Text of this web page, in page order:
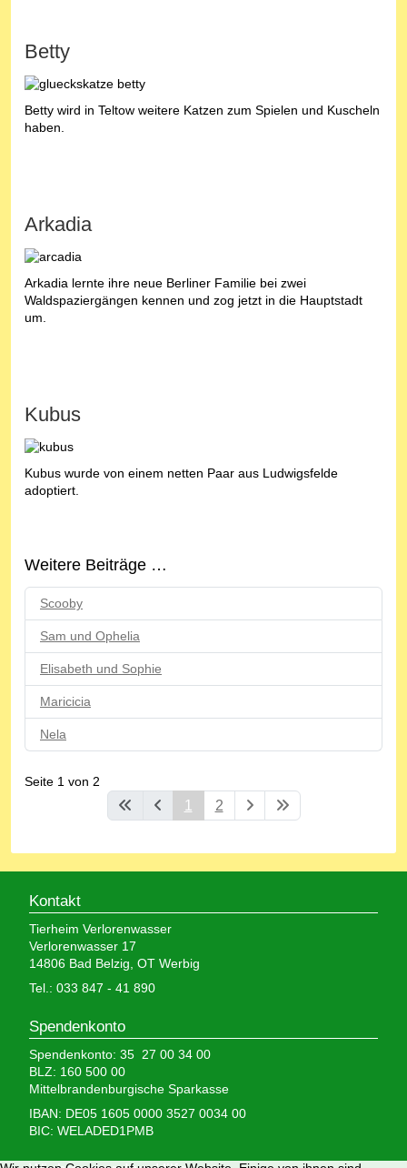
Betty
Betty wird in Teltow weitere Katzen zum Spielen und Kuscheln
haben.
Arkadia
Arkadia lernte ihre neue Berliner Familie bei zwei
Waldspaziergängen kennen und zog jetzt in die Hauptstadt
um.
Kubus
Kubus wurde von einem netten Paar aus Ludwigsfelde
adoptiert.
Weitere Beiträge …
Scooby
Sam und Ophelia
Elisabeth und Sophie
Maricicia
Nela
Seite 1 von 2
1 2
Kontakt
Tierheim Verlorenwasser
Verlorenwasser 17
14806 Bad Belzig, OT Werbig
Tel.: 033 847 - 41 890
Spendenkonto
Spendenkonto: 35 27 00 34 00
BLZ: 160 500 00
Mittelbrandenburgische Sparkasse
IBAN: DE05 1605 0000 3527 0034 00
BIC: WELADED1PMB